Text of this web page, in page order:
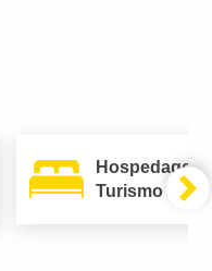
Hospedagem
Turismo